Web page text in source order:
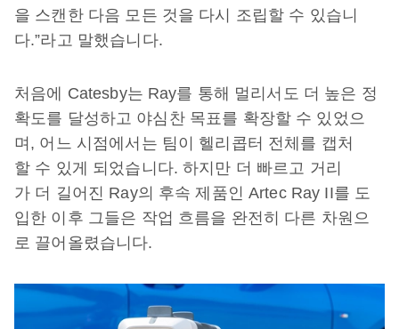
을 스캔한 다음 모든 것을 다시 조립할 수 있습니
다.”라고 말했습니다.
처음에 Catesby는 Ray를 통해 멀리서도 더 높은 정
확도를 달성하고 야심찬 목표를 확장할 수 있었으
며, 어느 시점에서는 팀이 헬리콥터 전체를 캡처
할 수 있게 되었습니다. 하지만 더 빠르고 거리
가 더 길어진 Ray의 후속 제품인 Artec Ray II를 도
입한 이후 그들은 작업 흐름을 완전히 다른 차원으
로 끌어올렸습니다.